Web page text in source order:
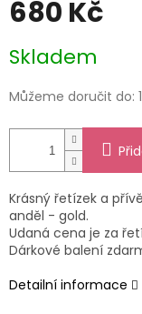
680 Kč
cena:
Skladem
Můžeme doručit do:
Krásný řetízek a
anděl - gold.
Udaná cena je za
Dárkové balení
Detailní informace